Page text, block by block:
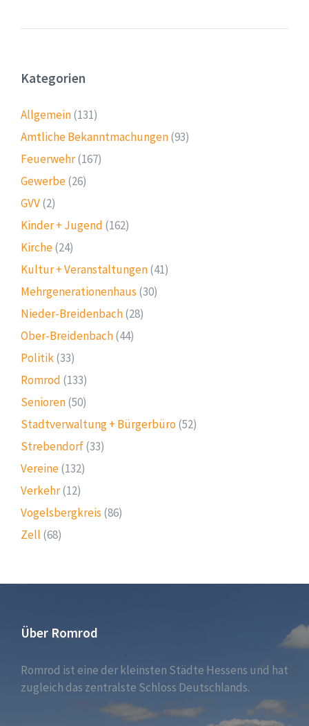
Beiträge
Kategorien
Allgemein(131)
Amtliche Bekanntmachungen(93)
Feuerwehr(167)
Gewerbe(26)
GVV(2)
Kinder + Jugend (162)
Kirche(24)
Kultur + Veranstaltungen(41)
Mehrgenerationenhaus (30)
Nieder-Breidenbach(28)
Ober-Breidenbach(44)
Politik(33)
Romrod (133)
Senioren(50)
Stadtverwaltung + Bürgerbüro (52)
Strebendorf(33)
Vereine(132)
Verkehr(12)
Vogelsbergkreis (86)
Zell (68)
Über Romrod
Romrod ist eine der kleinsten Städte Hessens und hat
zugleich das zentralste Schloss Deutschlands.